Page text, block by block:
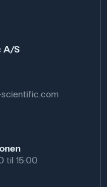
hvor dets
A/S
til 15:00